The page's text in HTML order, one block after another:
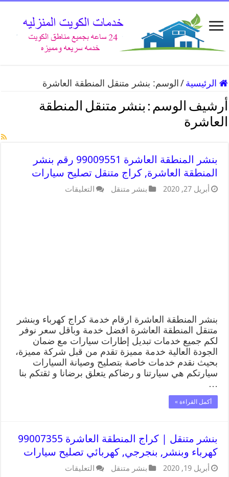
الرئيسية / الوسم: بنشر متنقل المنطقة العاشرة
أرشيف الوسم : بنشر متنقل المنطقة
العاشرة
بنشر المنطقة العاشرة 99009551 رقم بنشر
المنطقة العاشرة, كراج متنقل تصليح سيارات
أبريل 27, 2020 بنشر متنقل التعليقات
بنشر المنطقة العاشرة ارقام خدمة كراج كهرباء وبنشر
متنقل المنطقة العاشرة افضل خدمة وباقل سعر نوفر
لكم جميع خدمات تبديل إطارات سيارات مع ضمان
الجودة العالية خدمة مميزة تقدم من قبل شركة مميزة،
بحيث نقدم خدمات خاصة بتصليح وصيانة السيارات
سيارتكم هي سيارتنا و رضاكم يتعلق برضانا و ثقتكم بنا
…
أكمل القراءة »
بنشر متنقل | كراج المنطقة العاشرة 99007355
كهرباء وبنشر, بنجرجي, كهربائي تصليح سيارات
أبريل 19, 2020 بنشر متنقل التعليقات